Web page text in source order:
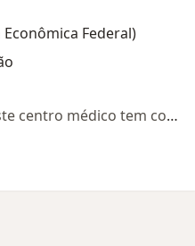
Econômica Federal)
Nenhum profissional neste centro médico tem consultas disponíveis